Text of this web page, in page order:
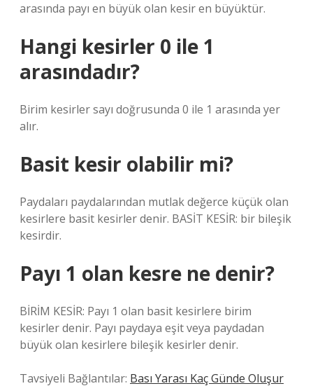
arasında payı en büyük olan kesir en büyüktür.
Hangi kesirler 0 ile 1
arasındadır?
Birim kesirler sayı doğrusunda 0 ile 1 arasında yer
alır.
Basit kesir olabilir mi?
Paydaları paydalarından mutlak değerce küçük olan
kesirlere basit kesirler denir. BASİT KESİR: bir bileşik
kesirdir.
Payı 1 olan kesre ne denir?
BİRİM KESİR: Payı 1 olan basit kesirlere birim
kesirler denir. Payı paydaya eşit veya paydadan
büyük olan kesirlere bileşik kesirler denir.
Tavsiyeli Bağlantılar: Bası Yarası Kaç Günde Oluşur